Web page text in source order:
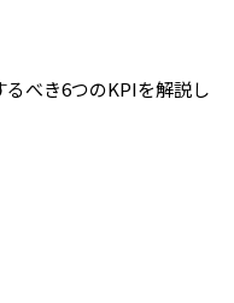
べき6つのKPIを解説し